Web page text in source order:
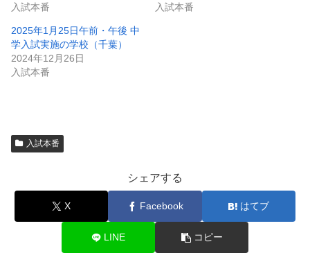
入試本番
入試本番
2025年1月25日午前・午後 中
学入試実施の学校（千葉）
2024年12月26日
入試本番
入試本番
シェアする
X Facebook はてブ
LINE コピー